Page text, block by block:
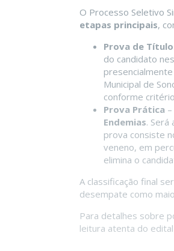
O Processo Seletivo
etapas principais,
Prova de
do candidato
Municipal de
conforme
Prova Prática
Endemias. Será
prova consiste
veneno, em
elimina o
A classificação final
desempate como
Para detalhes sobre
leitura atenta do